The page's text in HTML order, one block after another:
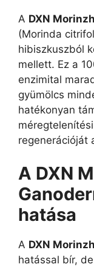
A DXN
(Morinda
hibiszkuszból
mellett. Ez a
enzimital
gyümölcs
hatékonyan
regenerációját
A DXN
hatása
A DXN
hatással bír,